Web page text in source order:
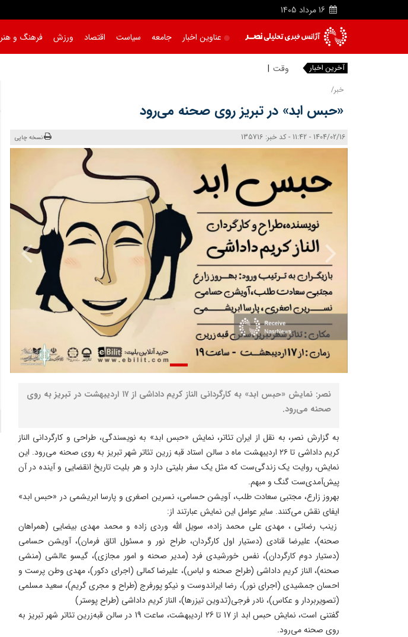
16 مرداد 1405
عناوین اخبار جامعه سیاست اقتصاد ورزش فرهنگ و هنر
آخرین اخبار
خبر/
«حبس ابد» در تبریز روی صحنه می‌رود
1404/02/16 - 11:42 - کد خبر: 135716 نسخه چاپی
نصر: نمایش «حبس ابد» به کارگردانی الناز کریم داداشی از ۱۷ اردیبهشت در تبریز به روی
صحنه می‌رود.
به گزارش نصر، به نقل از ایران تئاتر، نمایش «حبس ابد» به نویسندگی، طراحی و کارگردانی الناز
کریم داداشی تا ۲۶ اردیبهشت ماه د سالن استاد قبه زرین تئاتر شهر تبریز به روی صحنه می‌رود. این
نمایش، روایت یک زندگی‌ست که مثل یک سفر بلیتی دارد و هر بلیت تاریخ انقضایی و آینده در آن
پیش‌آمدی‌ست گنگ و مبهم.
بهروز زارع، مجتبی سعادت طلب، آویشن حسامی، نسرین اصغری و پارسا ابریشمی در «حبس ابد»
ایفای نقش می‌کنند. سایر عوامل این نمایش عبارتند از:
زینب رضائی ، مهدی علی محمد زاده، سویل الله وردی زاده و محمد مهدی بیضایی (همراهان
صحنه)، علیرضا قنادی (دستیار اول کارگردان، طراح نور و مسئول اتاق فرمان)، آویشن حسامی
(دستیار دوم کارگردان)، نفس‌ خورشیدی فرد (مدیر صحنه و امور مجازی)، گیسو عالشی (منشی
صحنه)، الناز کریم داداشی (طراح صحنه و لباس)، علیرضا کمالی (اجرای دکور)، مهدی وطن پرست و
احسان جمشیدی (اجرای نور)، رضا ایراندوست و نیکو پورفرج (طراح و مجری گریم)، سعید مسلمی
(تصویربردار و عکاس)، نادر فرجی(تدوین تیزرها)، الناز کریم داداشی (طراح پوستر)
گفتنی است، نمایش حبس ابد از 17 تا 26 اردیبهشت، ساعت 19 در سالن قبه‌زرین تئاتر شهر تبریز به
روی صحنه می‌رود.